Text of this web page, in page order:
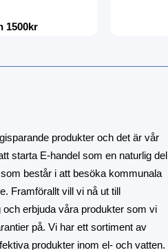
1500kr
produkter och det är vår
starta E-handel som en naturlig del
består i att besöka kommunala
Framförallt vill vi nå ut till
erbjuda våra produkter som vi
på. Vi har ett sortiment av
produkter inom el- och vatten.